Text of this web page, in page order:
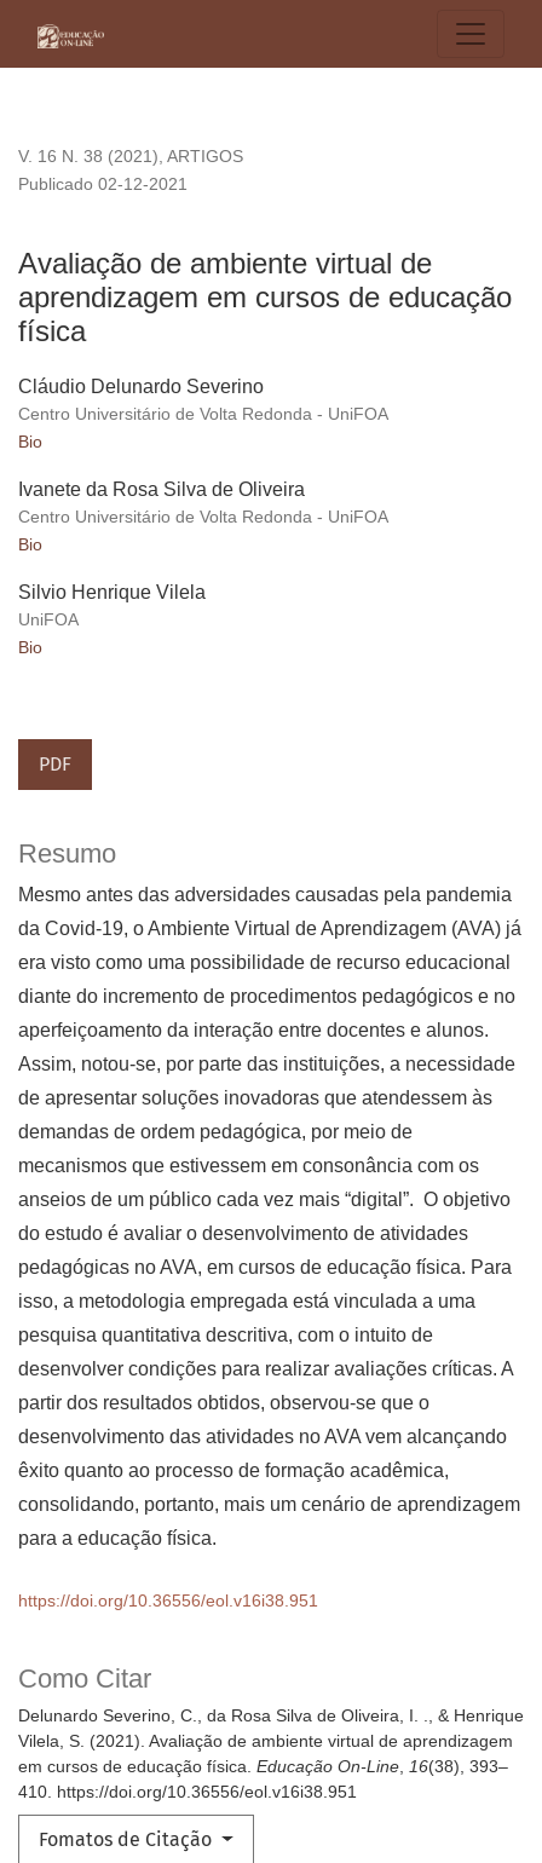
V. 16 N. 38 (2021), ARTIGOS
Avaliação de ambiente virtual de
aprendizagem em cursos de educação
física
Publicado 02-12-2021
Cláudio Delunardo Severino
Centro Universitário de Volta Redonda - UniFOA
Bio
Ivanete da Rosa Silva de Oliveira
Centro Universitário de Volta Redonda - UniFOA
Bio
Silvio Henrique Vilela
UniFOA
Bio
PDF
Como Citar
Delunardo Severino, C., da Rosa Silva de Oliveira, I. ., & Henrique
Vilela, S. (2021). Avaliação de ambiente virtual de aprendizagem
em cursos de educação física. Educação On-Line, 16(38), 393–
410. https://doi.org/10.36556/eol.v16i38.951
Fomatos de Citação
Resumo
Mesmo antes das adversidades causadas pela pandemia
da Covid-19, o Ambiente Virtual de Aprendizagem (AVA) já
era visto como uma possibilidade de recurso educacional
diante do incremento de procedimentos pedagógicos e no
aperfeiçoamento da interação entre docentes e alunos.
Assim, notou-se, por parte das instituições, a necessidade
de apresentar soluções inovadoras que atendessem às
demandas de ordem pedagógica, por meio de
mecanismos que estivessem em consonância com os
anseios de um público cada vez mais “digital”. O objetivo
do estudo é avaliar o desenvolvimento de atividades
pedagógicas no AVA, em cursos de educação física. Para
isso, a metodologia empregada está vinculada a uma
pesquisa quantitativa descritiva, com o intuito de
desenvolver condições para realizar avaliações críticas. A
partir dos resultados obtidos, observou-se que o
desenvolvimento das atividades no AVA vem alcançando
êxito quanto ao processo de formação acadêmica,
consolidando, portanto, mais um cenário de aprendizagem
para a educação física.
https://doi.org/10.36556/eol.v16i38.951